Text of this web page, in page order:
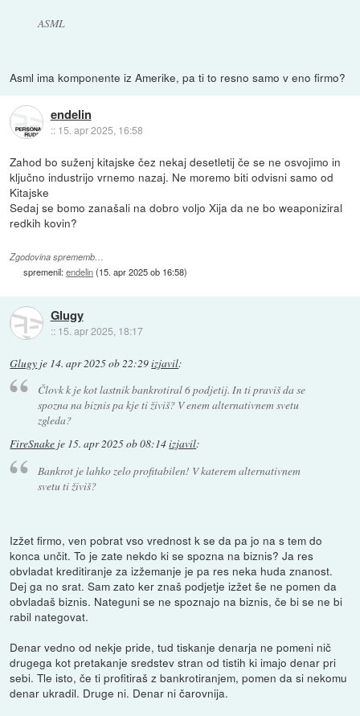
ASML
Asml ima komponente iz Amerike, pa ti to resno samo v eno firmo?
endelin
:: 15. apr 2025, 16:58
Zahod bo suženj kitajske čez nekaj desetletij če se ne osvojimo in
ključno industrijo vrnemo nazaj. Ne moremo biti odvisni samo od
Kitajske
Sedaj se bomo zanašali na dobro voljo Xija da ne bo weaponiziral
redkih kovin?
Zgodovina sprememb…
spremenil:endelin(15. apr 2025 ob 16:58)
Glugy
:: 15. apr 2025, 18:17
Glugy je 14. apr 2025 ob 22:29izjavil:
Človk k je kot lastnik bankrotiral 6 podjetij. In ti praviš da se
spozna na biznis pa kje ti živiš? V enem alternativnem svetu
zgleda?
FireSnake je 15. apr 2025 ob 08:14izjavil:
Bankrot je lahko zeloprofitabilen! V katerem alternativnem
svetu ti živiš?
Izžet firmo, ven pobrat vso vrednost k se da pa jo na s tem do
konca unčit. To je zate nekdo ki se spozna na biznis? Ja res
obvladat kreditiranje za izžemanje je pa res neka huda znanost.
Dej ga no srat. Sam zato ker znaš podjetje izžet še ne pomen da
obvladaš biznis. Nateguni se ne spoznajo na biznis, če bi se ne bi
rabil nategovat.
Denar vedno od nekje pride, tud tiskanje denarja ne pomeni nič
drugega kot pretakanje sredstev stran od tistih ki imajo denar pri
sebi. Tle isto, če ti profitiraš z bankrotiranjem, pomen da si nekomu
denar ukradil. Druge ni. Denar ni čarovnija.